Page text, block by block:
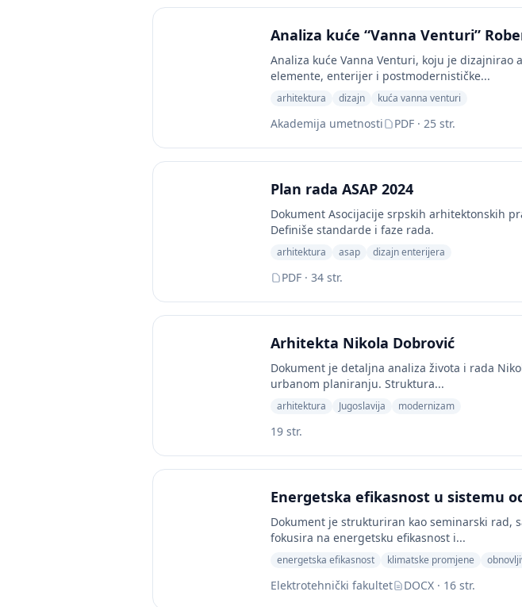
Analiza kuće “Vanna Venturi”
Analiza kuće Vanna Venturi, koju je
elemente, enterijer i postmodernističke...
arhitektura dizajn kuća vanna venturi
Akademija umetnosti PDF · 25 str.
Plan rada ASAP 2024
Dokument Asocijacije srpskih arhitektonskih
Definiše standarde i faze rada.
arhitektura asap dizajn enterijera
PDF · 34 str.
Arhitekta Nikola Dobrović
Dokument je detaljna analiza života i rada
urbanom planiranju. Struktura...
arhitektura Jugoslavija modernizam
19 str.
Energetska efikasnost u sistemu
Dokument je strukturiran kao seminarski rad,
fokusira na energetsku efikasnost i...
energetska efikasnost klimatske promjene
Elektrotehnički fakultet DOCX · 16 str.